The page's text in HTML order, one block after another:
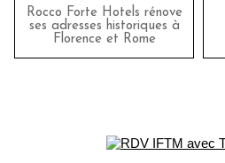
Rocco Forte Hotels rénove
ses adresses historiques à
Florence et Rome